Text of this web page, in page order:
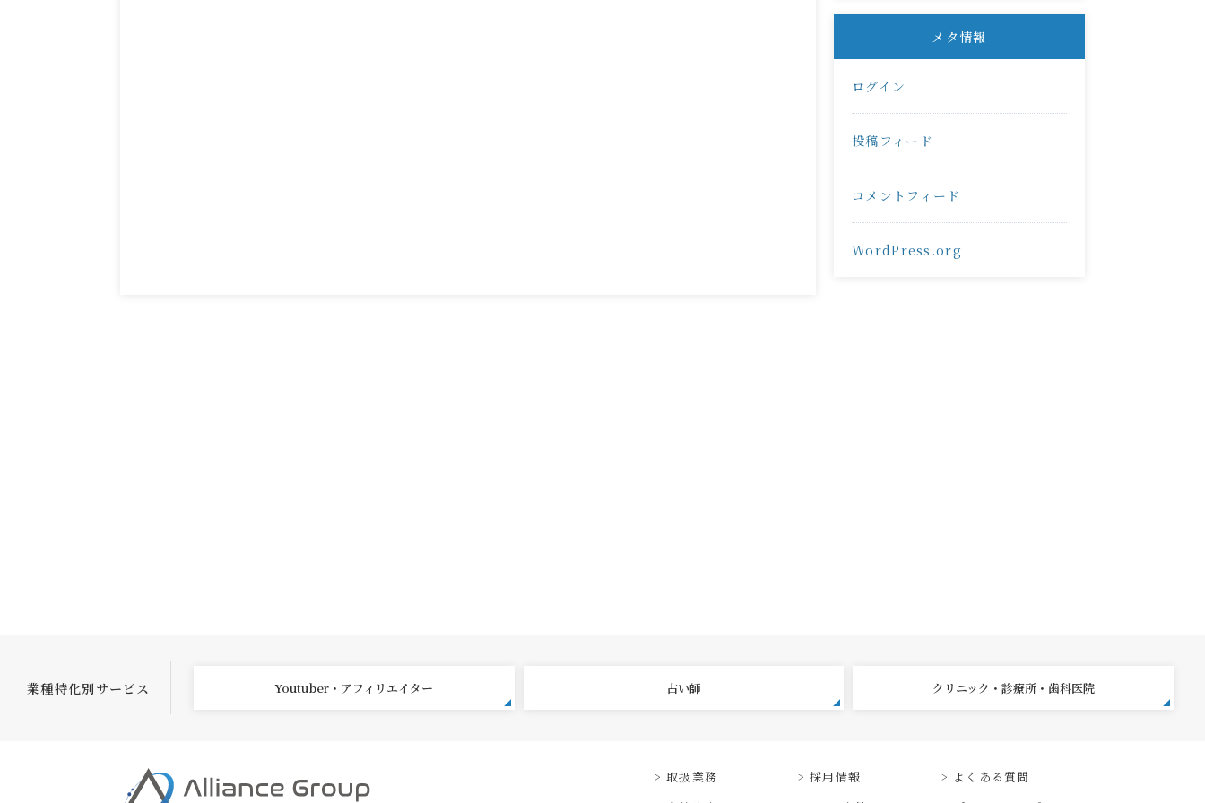
メタ情報
ログイン
投稿フィード
コメントフィード
WordPress.org
業種特化別サービス Youtuber・アフィリエイター 占い師 クリニック・診療所・歯科医院
取扱業務
採用情報
よくある質問